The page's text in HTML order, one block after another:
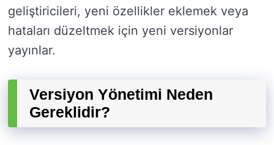
geliştiricileri, yeni özellikler eklemek veya
hataları düzeltmek için yeni versiyonlar
yayınlar.
Versiyon Yönetimi Neden
Gereklidir?